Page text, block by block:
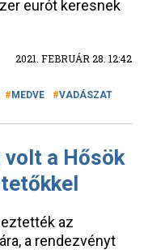
eurót keresnek
2021. FEBRUÁR 28. 12:42
MEDVE VADÁSZAT
volt a Hősök
az
a rendezvényt